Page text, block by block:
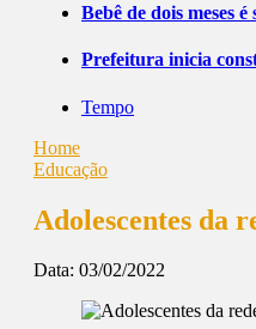
Bebê de dois meses
Prefeitura inicia
Tempo
Home
Educação
Adolescentes da
Data: 03/02/2022